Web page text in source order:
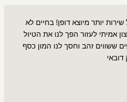
יותר מיוצא דופן! בחיים לא
אמיתי לעזור הפך לנו את הטיול
ששווים זהב וחסך לנו המון כסף